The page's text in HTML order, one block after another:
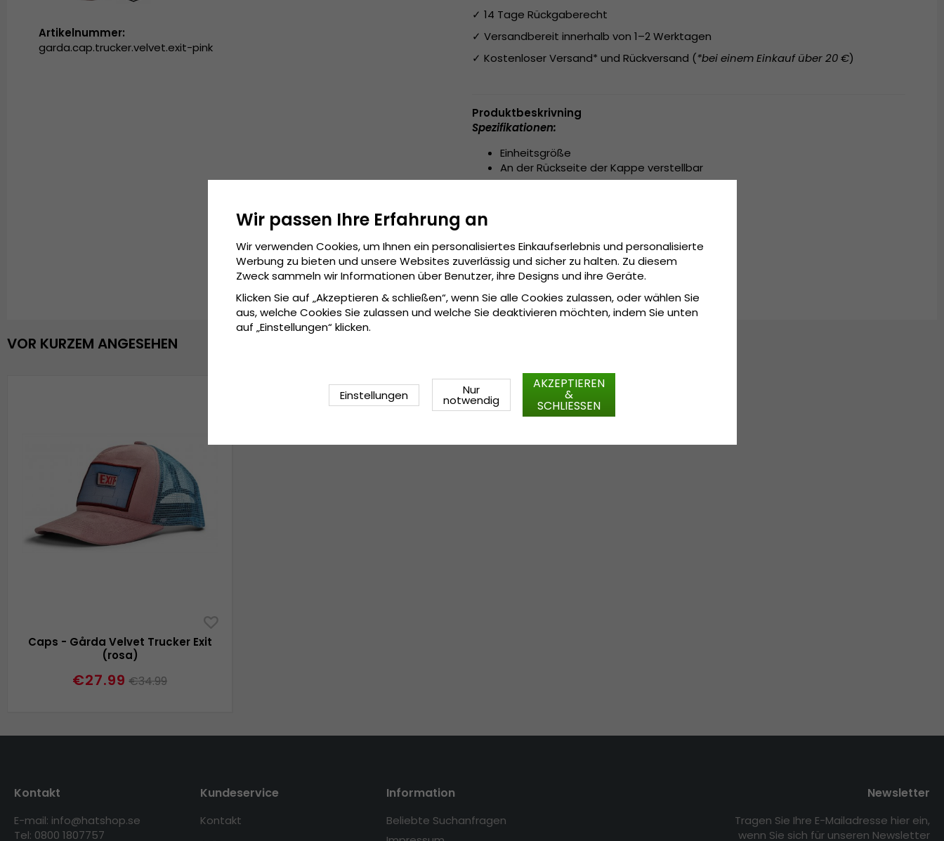
✓ 14 Tage Rückgaberecht
✓ Versandbereit innerhalb von 1–2 Werktagen
✓ Kostenloser Versand* und Rückversand (*bei einem Einkauf über 20 €)
Produktbeskrivning
Spezifikationen:
Einheitsgröße
An der Rückseite der Kappe verstellbar
Artikelnummer:
garda.cap.trucker.velvet.exit-pink
VOR KURZEM ANGESEHEN
Caps - Gårda Velvet Trucker Exit
(rosa)
€27.99 €34.99
Kontakt
E-mail: info@hatshop.se
Tel: 0800 1807757
Kundeservice
Kontakt
Information
Beliebte Suchanfragen
Newsletter
Tragen Sie Ihre E-Mailadresse hier ein,
wenn Sie sich für unseren Newsletter
Wir passen Ihre Erfahrung an
Wir verwenden Cookies, um Ihnen ein personalisiertes Einkaufserlebnis und personalisierte
Werbung zu bieten und unsere Websites zuverlässig und sicher zu halten. Zu diesem
Zweck sammeln wir Informationen über Benutzer, ihre Designs und ihre Geräte.
Klicken Sie auf „Akzeptieren & schließen“, wenn Sie alle Cookies zulassen, oder wählen Sie
aus, welche Cookies Sie zulassen und welche Sie deaktivieren möchten, indem Sie unten
auf „Einstellungen“ klicken.
Einstellungen Nur
notwendig
AKZEPTIEREN
&
SCHLIESSEN